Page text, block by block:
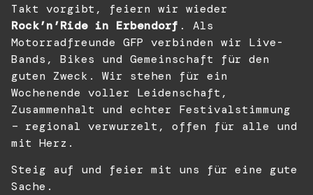
Takt vorgibt, feiern wir wieder
Rock’n’Ride in Erbendorf . Als
Motorradfreunde GFP verbinden wir Live-
Bands, Bikes und Gemeinschaft für den
guten Zweck. Wir stehen für ein
Wochenende voller Leidenschaft,
Zusammenhalt und echter Festivalstimmung
– regional verwurzelt, offen für alle und
mit Herz.
Steig auf und feier mit uns für eine gute
Sache.